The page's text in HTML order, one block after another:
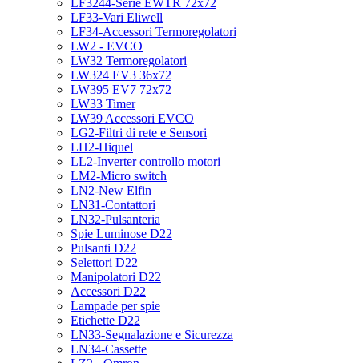
LF3244-Serie EWTR 72x72
LF33-Vari Eliwell
LF34-Accessori Termoregolatori
LW2 - EVCO
LW32 Termoregolatori
LW324 EV3 36x72
LW395 EV7 72x72
LW33 Timer
LW39 Accessori EVCO
LG2-Filtri di rete e Sensori
LH2-Hiquel
LL2-Inverter controllo motori
LM2-Micro switch
LN2-New Elfin
LN31-Contattori
LN32-Pulsanteria
Spie Luminose D22
Pulsanti D22
Selettori D22
Manipolatori D22
Accessori D22
Lampade per spie
Etichette D22
LN33-Segnalazione e Sicurezza
LN34-Cassette